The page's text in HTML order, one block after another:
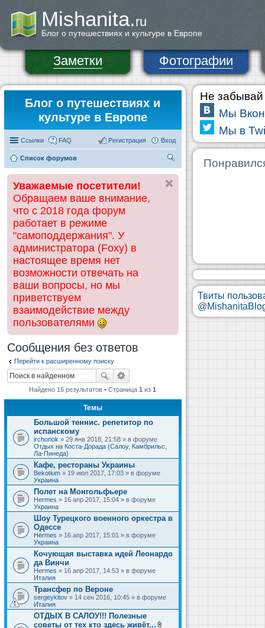
Mishanita.ru
Блог о путешествиях и культуре в Европе
Заметки Фотографии
Блог о путешествиях и
культуре в Европе
Ссылки FAQ Вход
Регистрация
Список форумов
ск
Уважаемые посетители!
Обращаем ваше внимание,
что с 2018 года форум
работает в режиме
"самоподдержания". У
администратора (Foxy) в
настоящее время нет
возможности отвечать на
ваши вопросы, но мы
приветствуем
взаимодействие между
пользователями
Сообщения без ответов
Перейти к расширенному поиску
Найдено 16 результатов • Страница1 из1
Темы
Большой теннис. репетитор по
испанскому
irchonok » 29 янв 2018, 21:58 » в форуме
Отдых на Коста-Дорада (Салоу, Камбрильс,
Ла-Пинеда)
Кафе, рестораны Украины
Bekotium » 19 июл 2017, 17:03 » в форуме
Украина
Полет на Монгольфьере
Hermes » 16 апр 2017, 15:04 » в форуме
Украина
Шоу Турецкого военного оркестра в
Одессе
Hermes » 16 апр 2017, 15:01 » в форуме
Украина
Кочующая выставка идей Леонардо
да Винчи
Hermes » 16 апр 2017, 14:53 » в форуме
Италия
Трансфер по Вероне
sergeykitov » 14 сен 2016, 10:45 » в форуме
Италия
ОТДЫХ В САЛОУ!!! Полезные
советы от тех кто здесь живёт...
Не забывай
Мы
Мы в
Твиты